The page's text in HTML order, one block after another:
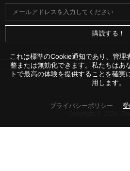
これは標準のCookie通知であり、管理
整または無効化できます。私たちはあ
トで最高の体験を提供することを確実
用します。
プライバシーポリシー